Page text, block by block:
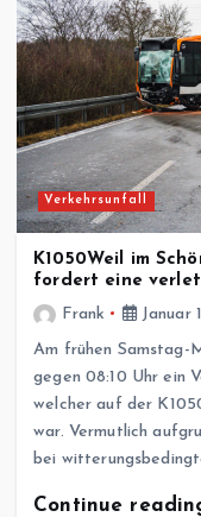
Verkehrsunfall
K1050Weil im
fordert eine
Frank
Januar
Am frühen Samstag-
gegen 08:10 Uhr ein
welcher auf der
war. Vermutlich
bei
Continue